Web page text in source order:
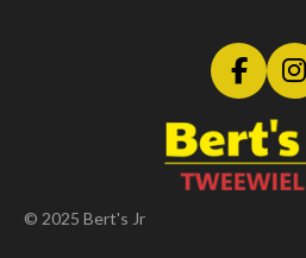
F
a
c
e
b
I
n
s
t
a
© 2025 Bert's Jr